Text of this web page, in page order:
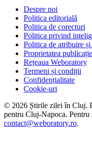
Despre noi
Politica editorială
Politica de corecturi
Politica privind
Politica de atribuire și
Proprietatea
Rețeaua Weboratory
Termeni și condiții
Confidențialitate
Cookie-uri
© 2026 Știrile zilei în Cluj.
pentru Cluj-Napoca. Pentru
contact@weboratory.ro.